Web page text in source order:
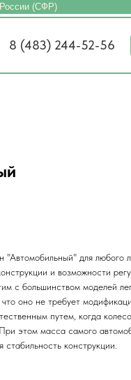
(СФР)
8 (483) 244-52-56
"Автомобильный" для любого
и возможности
с большинством моделей
оно не требует
путем, когда
этом масса самого
конструкции.